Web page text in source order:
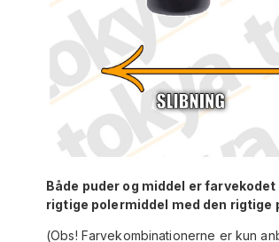
Både puder og middel er
rigtige polermiddel med den
(Obs! Farvekombinationerne er kun